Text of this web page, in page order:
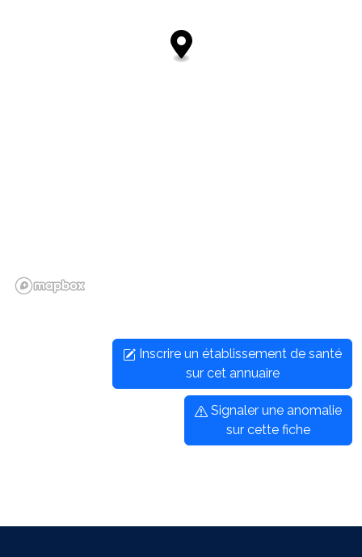
Inscrire un établissement de santé
sur cet annuaire
Signaler une anomalie
sur cette fiche